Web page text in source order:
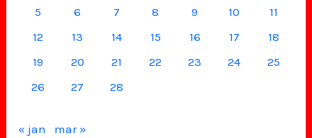
5
6 7 8 9 10
11
12
13 14 15 16 17
18
19
20 21 22 23 24
25
26
27 28
« jan mar »